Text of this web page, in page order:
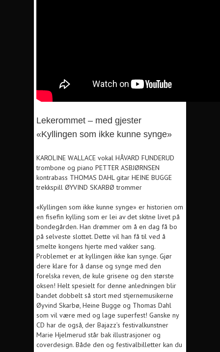
Lekerommet – med gjester
«Kyllingen som ikke kunne synge»
KAROLINE WALLACE vokal HÅVARD FUNDERUD
trombone og piano PETTER ASBJØRNSEN
kontrabass THOMAS DAHL gitar HEINE BUGGE
trekkspill ØYVIND SKARBØ trommer
«Kyllingen som ikke kunne synge» er historien om
en fisefin kylling som er lei av det skitne livet på
bondegården. Han drømmer om å en dag få bo
på selveste slottet. Dette vil han få til ved å
smelte kongens hjerte med vakker sang.
Problemet er at kyllingen ikke kan synge. Gjør
dere klare for å danse og synge med den
forelska reven, de kule grisene og den største
oksen! Helt spesielt for denne anledningen blir
bandet dobbelt så stort med stjernemusikerne
Øyvind Skarbø, Heine Bugge og Thomas Dahl
som vil være med og lage superfest! Ganske ny
CD har de også, der Bajazz’s festivalkunstner
Marie Hjelmerud står bak illustrasjoner og
coverdesign. Både den og festivalbilletter kan du